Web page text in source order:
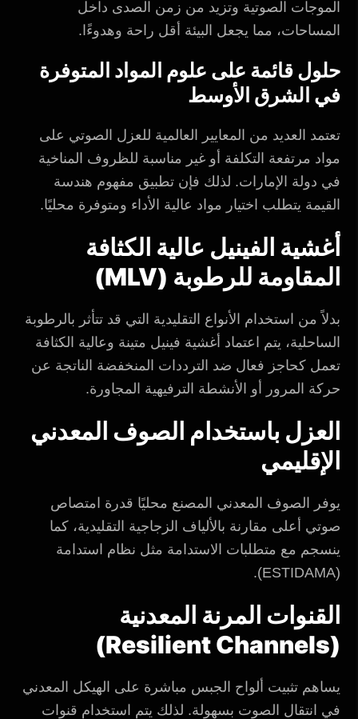
الموجات الصوتية وتزيد من زمن الصدى داخل
المساحات، مما يجعل البيئة أقل راحة وهدوءًا.
حلول قائمة على علوم المواد المتوفرة
في الشرق الأوسط
تعتمد العديد من المعايير العالمية للعزل الصوتي على
مواد مرتفعة التكلفة أو غير مناسبة للظروف المناخية
في دولة الإمارات. لذلك فإن تطبيق مفهوم هندسة
القيمة يتطلب اختيار مواد عالية الأداء ومتوفرة محليًا.
أغشية الفينيل عالية الكثافة
المقاومة للرطوبة (MLV)
بدلاً من استخدام الأنواع التقليدية التي قد تتأثر بالرطوبة
الساحلية، يتم اعتماد أغشية فينيل متينة وعالية الكثافة
تعمل كحاجز فعال ضد الترددات المنخفضة الناتجة عن
حركة المرور أو الأنشطة الترفيهية المجاورة.
العزل باستخدام الصوف المعدني
الإقليمي
يوفر الصوف المعدني المصنع محليًا قدرة امتصاص
صوتي أعلى مقارنة بالألياف الزجاجية التقليدية، كما
ينسجم مع متطلبات الاستدامة مثل نظام استدامة
(ESTIDAMA).
القنوات المرنة المعدنية
(Resilient Channels)
يساهم تثبيت ألواح الجبس مباشرة على الهيكل المعدني
في انتقال الصوت بسهولة. لذلك يتم استخدام قنوات